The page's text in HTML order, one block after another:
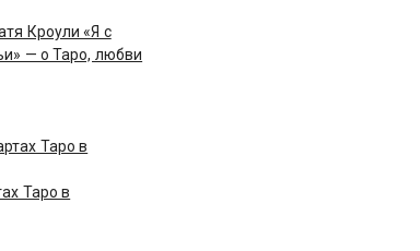
Кроули «Я с
— о Таро, любви
Таро в